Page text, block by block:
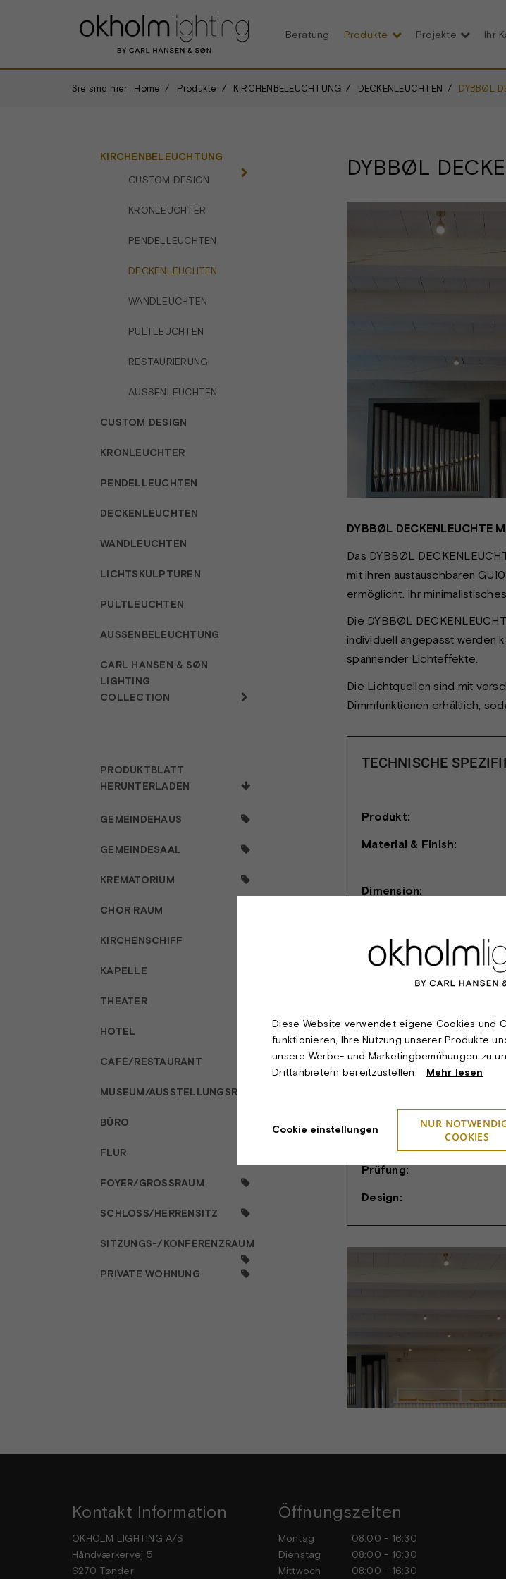
Beratung Produkte Projekte Ihr
Sie sind hier Home Produkte KIRCHENBELEUCHTUNG DECKENLEUCHTEN DYBBØL
KIRCHENBELEUCHTUNG
CUSTOM DESIGN
KRONLEUCHTER
PENDELLEUCHTEN
DECKENLEUCHTEN
WANDLEUCHTEN
PULTLEUCHTEN
RESTAURIERUNG
AUSSENLEUCHTEN
CUSTOM DESIGN
KRONLEUCHTER
PENDELLEUCHTEN
DECKENLEUCHTEN
WANDLEUCHTEN
LICHTSKULPTUREN
PULTLEUCHTEN
AUSSENBELEUCHTUNG
CARL HANSEN & SØN
LIGHTING
COLLECTION
PRODUKTBLATT
HERUNTERLADEN
GEMEINDEHAUS
GEMEINDESAAL
KREMATORIUM
CHOR RAUM
KIRCHENSCHIFF
KAPELLE
THEATER
HOTEL
CAFÉ/RESTAURANT
MUSEUM/AUSSTELLUNGSRAUM
BÜRO
FLUR
FOYER/GROSSRAUM
SCHLOSS/HERRENSITZ
SITZUNGS-/KONFERENZRAUM
PRIVATE WOHNUNG
DYBBØL
DYBBØL DECKENLEUCHTE
Das DYBBØL
mit ihren austauschbaren
ermöglicht. Ihr
Die DYBBØL
individuell angepasst werden
spannender Lichteffekte.
Die Lichtquellen sind mit
Dimmfunktionen erhältlich,
TECHNISCHE
Produkt:
Material & Finish:
Dimension:
Lichttechnik:
Prüfung:
Design:
Kontakt Information
OKHOLM LIGHTING A/S
Håndværkervej 5
6270 Tønder
Öffnungszeiten
Montag
08:00 - 16:30
Dienstag
08:00 - 16:30
Mittwoch
08:00 - 16:30
Diese Website verwendet eigene Cookies und
funktionieren, Ihre Nutzung unserer Produkte
unsere Werbe- und Marketingbemühungen zu
Drittanbietern bereitzustellen. Mehr lesen
Cookie einstellungen
NUR
COOKIES